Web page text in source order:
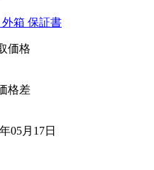
箱 保証書
価格
格差
05月17日